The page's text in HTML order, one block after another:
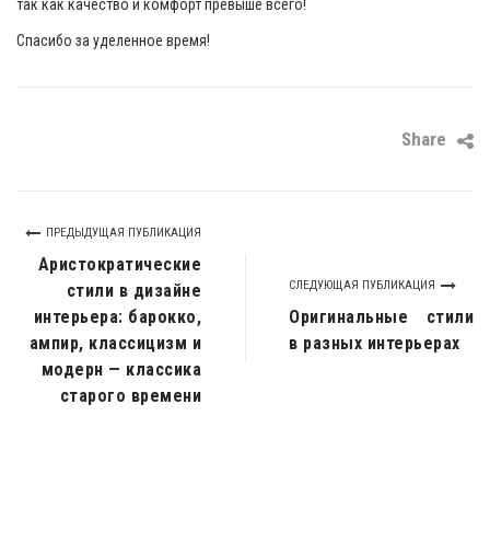
так как качество и комфорт превыше всего!
Спасибо за уделенное время!
Share
ПРЕДЫДУЩАЯ ПУБЛИКАЦИЯ
Аристократические
стили в дизайне
интерьера: барокко,
ампир, классицизм и
модерн — классика
старого времени
СЛЕДУЮЩАЯ ПУБЛИКАЦИЯ
Оригинальные стили
в разных интерьерах